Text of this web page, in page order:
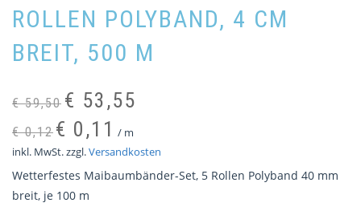
ROLLEN POLYBAND, 4 CM
BREIT, 500 M
€59,50
Ursprünglicher
war:
€ 59,50
€ 53,55
€ 53,55.
€0,12 € 0,11 / m
inkl. MwSt.zzgl.Versandkosten
Wetterfestes Maibaumbänder-Set, 5 Rollen Polyband 40 mm
breit, je 100 m